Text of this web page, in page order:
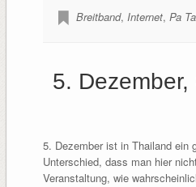
Breitband, Internet, Pa
5.
5. Dezember ist in Thailand ein
Unterschied, dass man hier
Veranstaltung, wie